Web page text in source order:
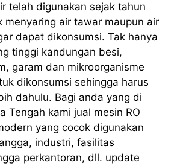
telah digunakan sejak tahun
menyaring air tawar maupun air
dapat dikonsumsi. Tak hanya
tinggi kandungan besi,
garam dan mikroorganisme
dikonsumsi sehingga harus
dahulu. Bagi anda yang di
Tengah kami jual mesin RO
yang cocok digunakan
industri, fasilitas
perkantoran, dll. update